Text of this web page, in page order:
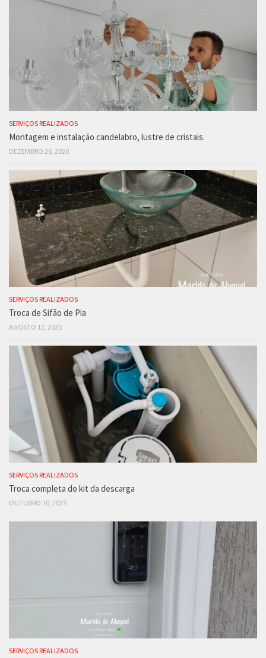
SERVIÇOS REALIZADOS
Montagem e instalação candelabro, lustre de cristais.
DEZEMBRO 26, 2020
SERVIÇOS REALIZADOS
Troca de Sifão de Pia
AGOSTO 12, 2025
SERVIÇOS REALIZADOS
Troca completa do kit da descarga
OUTUBRO 10, 2025
SERVIÇOS REALIZADOS